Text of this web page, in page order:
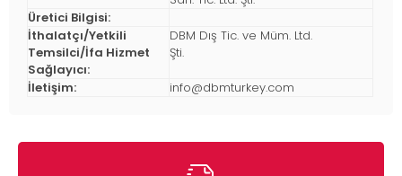
Üretici Bilgisi:
İthalatçı/Yetkili
Temsilci/İfa Hizmet
Sağlayıcı:
DBM Dış Tic. ve Müm. Ltd.
Şti.
İletişim: info@dbmturkey.com